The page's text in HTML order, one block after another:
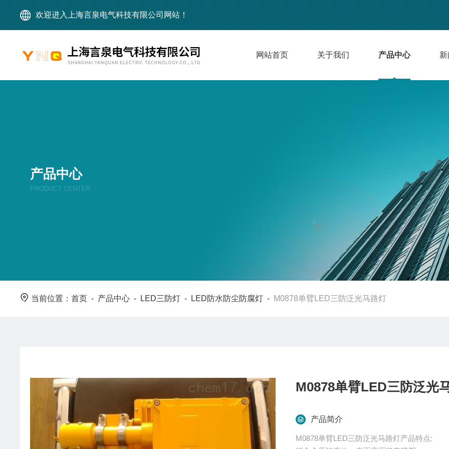
欢迎进入上海言泉电气科技有限公司网站！
网站首页 关于我们 产品中心
产品中心
PRODUCT CENTER
当前位置：首页 - 产品中心 - LED三防灯 - LED防水防尘防腐灯 - M0878单臂LED三防泛光马路灯
M0878单臂LED三防泛光
产品简介
M0878单臂LED三防泛光马路灯产品特点: